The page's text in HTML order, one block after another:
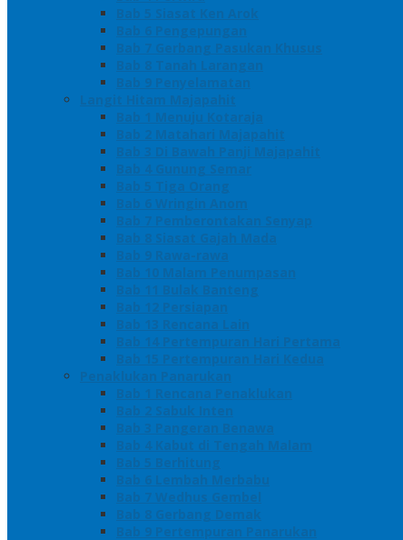
Bab 5 Siasat Ken Arok
Bab 6 Pengepungan
Bab 7 Gerbang Pasukan Khusus
Bab 8 Tanah Larangan
Bab 9 Penyelamatan
Langit Hitam Majapahit
Bab 1 Menuju Kotaraja
Bab 2 Matahari Majapahit
Bab 3 Di Bawah Panji Majapahit
Bab 4 Gunung Semar
Bab 5 Tiga Orang
Bab 6 Wringin Anom
Bab 7 Pemberontakan Senyap
Bab 8 Siasat Gajah Mada
Bab 9 Rawa-rawa
Bab 10 Malam Penumpasan
Bab 11 Bulak Banteng
Bab 12 Persiapan
Bab 13 Rencana Lain
Bab 14 Pertempuran Hari Pertama
Bab 15 Pertempuran Hari Kedua
Penaklukan Panarukan
Bab 1 Rencana Penaklukan
Bab 2 Sabuk Inten
Bab 3 Pangeran Benawa
Bab 4 Kabut di Tengah Malam
Bab 5 Berhitung
Bab 6 Lembah Merbabu
Bab 7 Wedhus Gembel
Bab 8 Gerbang Demak
Bab 9 Pertempuran Panarukan